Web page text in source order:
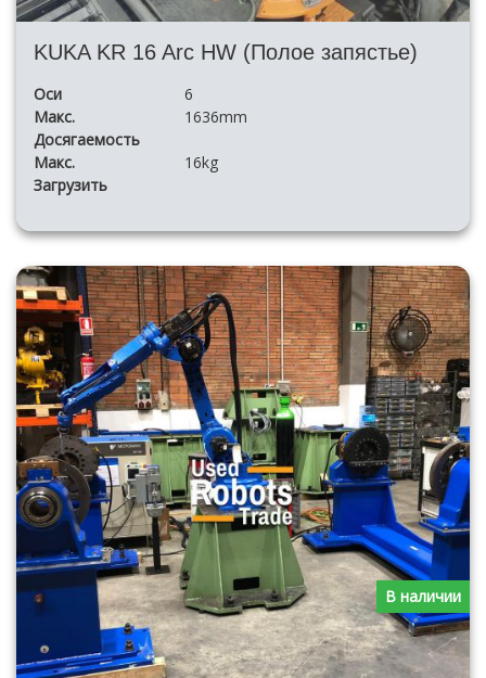
KUKA KR 16 Arc HW (Полое запястье)
Оси
6
Макс.
Досягаемость
1636mm
Макс.
Загрузить
16kg
В наличии